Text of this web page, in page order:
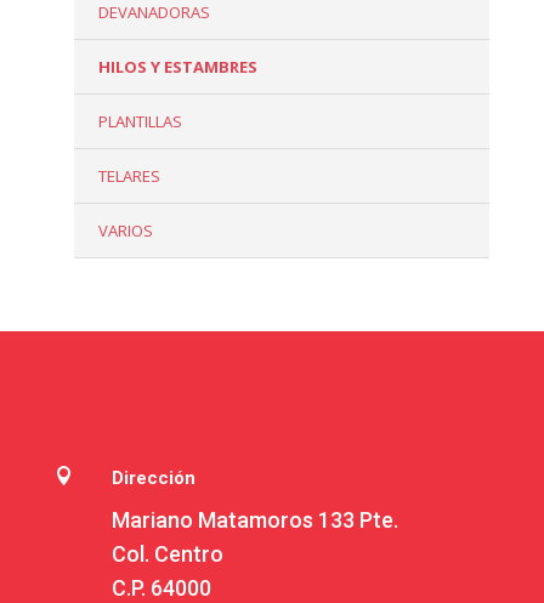
DEVANADORAS
HILOS Y ESTAMBRES
PLANTILLAS
TELARES
VARIOS
 Dirección
Mariano Matamoros 133 Pte.
Col. Centro
C.P. 64000